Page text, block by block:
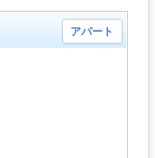
アパート